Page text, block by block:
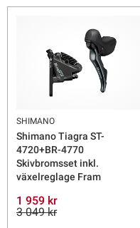
SHIMANO
Shimano Tiagra ST-
4720+BR-4770
Skivbromsset inkl.
växelreglage Fram
1 959 kr
3 049 kr